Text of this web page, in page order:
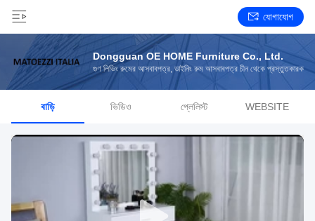
যোগাযোগ
Dongguan OE HOME Furniture Co., Ltd.
গুণ লিভিং রুমের আসবাবপত্র, ডাইনিং রুম আসবাবপত্র চীন থেকে প্রস্তুতকারক
বাড়ি ভিডিও প্লেলিস্ট WEBSITE